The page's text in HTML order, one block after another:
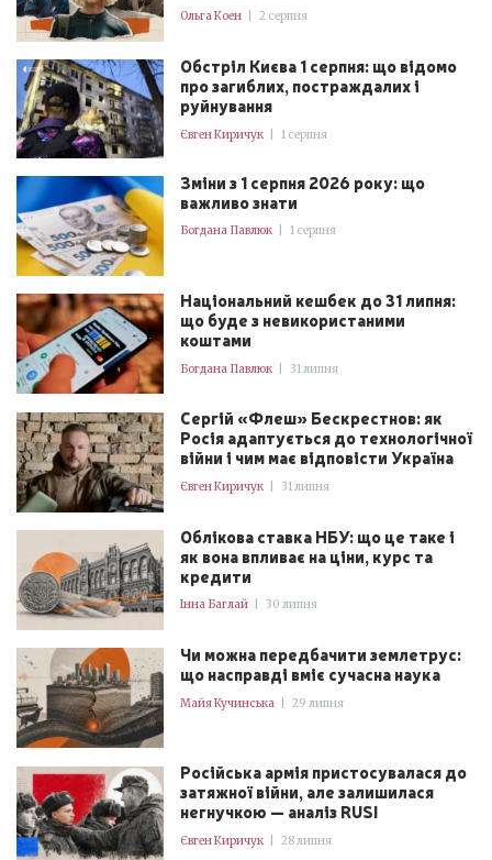
Ольга Коен 2 серпня
Обстріл Києва 1 серпня: що відомо
про загиблих, постраждалих і
руйнування
Євген Киричук 1 серпня
Зміни з 1 серпня 2026 року: що
важливо знати
Богдана Павлюк 1 серпня
Національний кешбек до 31 липня:
що буде з невикористаними
коштами
Богдана Павлюк 31 липня
Сергій «Флеш» Бескрестнов: як
Росія адаптується до технологічної
війни і чим має відповісти Україна
Євген Киричук 31 липня
Облікова ставка НБУ: що це таке і
як вона впливає на ціни, курс та
кредити
Інна Баглай 30 липня
Чи можна передбачити землетрус:
що насправді вміє сучасна наука
Майя Кучинська 29 липня
Російська армія пристосувалася до
затяжної війни, але залишилася
негнучкою — аналіз RUSI
Євген Киричук 28 липня